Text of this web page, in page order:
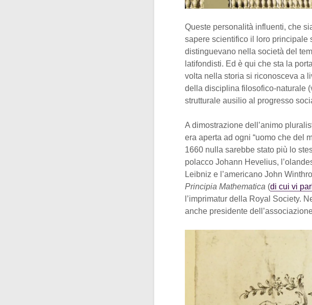
Queste personalità influenti, che
sapere scientifico il loro principale
distinguevano nella società del
latifondisti. Ed è qui che sta la
volta nella storia si riconosceva a
della disciplina filosofico-naturale
strutturale ausilio al progresso
A dimostrazione dell’animo
era aperta ad ogni “uomo che del
1660 nulla sarebbe stato più lo
polacco Johann Hevelius,
Leibniz e l’americano John
Principia Mathematica (di cui vi
l’imprimatur della Royal Society.
anche presidente